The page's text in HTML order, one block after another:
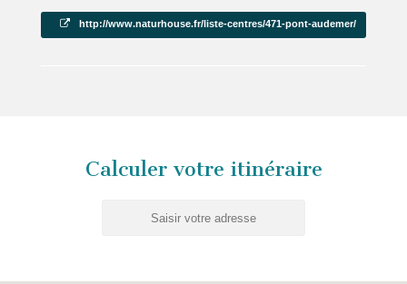
http://www.naturhouse.fr/liste-centres/471-pont-audemer/
Calculer votre itinéraire